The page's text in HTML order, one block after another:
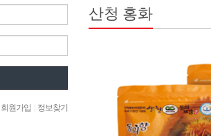
산청 홍화
회원가입 정보찾기